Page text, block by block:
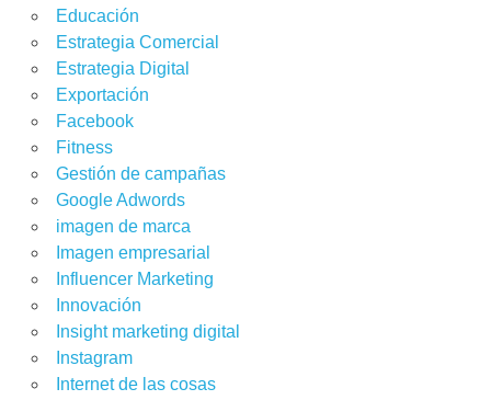
Educación
Estrategia Comercial
Estrategia Digital
Exportación
Facebook
Fitness
Gestión de campañas
Google Adwords
imagen de marca
Imagen empresarial
Influencer Marketing
Innovación
Insight marketing digital
Instagram
Internet de las cosas